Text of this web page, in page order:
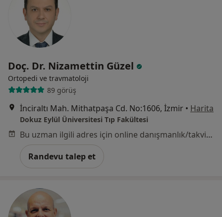
Doç. Dr. Nizamettin Güzel
Ortopedi ve travmatoloji
89 görüş
İnciraltı Mah. Mithatpaşa Cd. No:1606, İzmir • Harita
Dokuz Eylül Üniversitesi Tıp Fakültesi
Bu uzman ilgili adres için online danışmanlık/takvim sunmuyor.
Randevu talep et